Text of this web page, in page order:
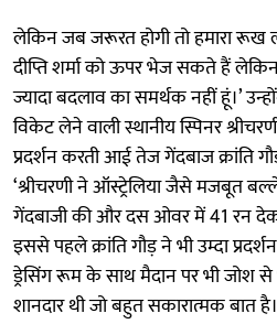
लेकिन जब जरूरत होगी तो हमारा रूख
दीप्ति शर्मा को ऊपर भेज सकते हैं
ज्यादा बदलाव का समर्थक नहीं हूं।’
विकेट लेने वाली स्थानीय स्पिनर
प्रदर्शन करती आई तेज गेंदबाज क्रांति
‘श्रीचरणी ने ऑस्ट्रेलिया जैसे मजबूत
गेंदबाजी की और दस ओवर में 41 रन
इससे पहले क्रांति गौड़ ने भी उम्दा
ड्रेसिंग रूम के साथ मैदान पर भी जोश से
शानदार थी जो बहुत सकारात्मक बात